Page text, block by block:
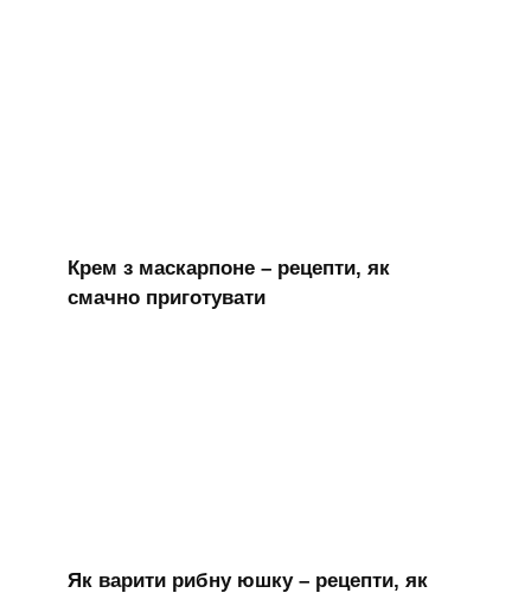
Крем з маскарпоне – рецепти, як
смачно приготувати
Як варити рибну юшку – рецепти, як